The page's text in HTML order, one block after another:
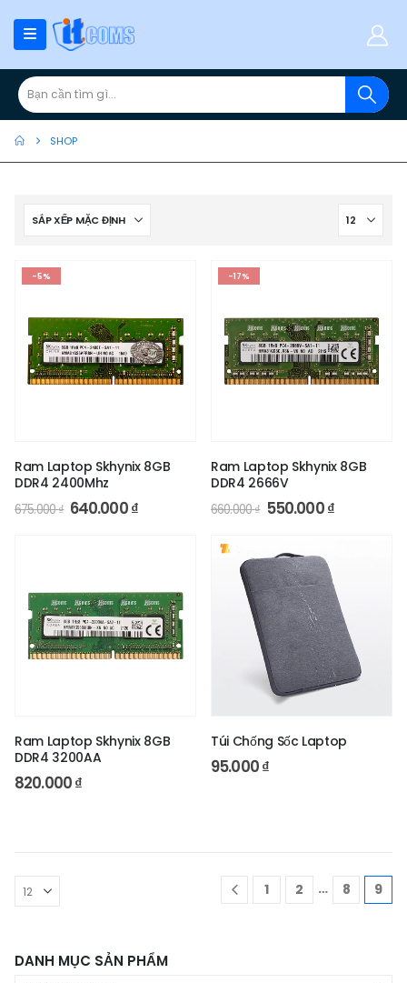
SHOP
-5%
Ram Laptop Skhynix 8GB
DDR4 2400Mhz
675.000₫ 640.000₫
-17%
Ram Laptop Skhynix 8GB
DDR4 2666V
660.000₫ 550.000₫
Ram Laptop Skhynix 8GB
DDR4 3200AA
820.000₫
Túi Chống Sốc Laptop
95.000₫
1 2 … 8 9
DANH MỤC SẢN PHẨM